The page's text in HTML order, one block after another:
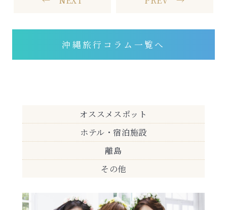
沖縄旅行コラム一覧へ
オススメスポット
ホテル・宿泊施設
離島
その他